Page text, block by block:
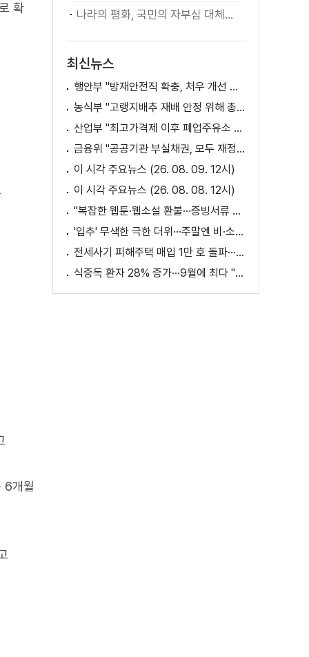
확
6개월
나라의 평화, 국민의 자부심 대체불가 대한민국 이재명 대통령 모두말씀
최신뉴스
행안부 "방재안전직 확충, 처우 개선 등 위한 제도개선 추진"
농식부 "고랭지배추 재배 안정 위해 총력···배추가격 점차 안정세"
산업부 "최고가격제 이후 폐업주유소 증가? 사실 아냐"
금융위 "공공기관 부실채권, 모두 재정으로 보전되는 것 아냐"
이 시각 주요뉴스 (26. 08. 09. 12시)
이 시각 주요뉴스 (26. 08. 08. 12시)
"복잡한 웹툰·웹소설 환불···증빙서류 요구까지"
'입추' 무색한 극한 더위···주말엔 비·소나기
전세사기 피해주택 매입 1만 호 돌파···피해 지원 속도
식중독 환자 28% 증가···9월에 최다 "입추 방심 금물"